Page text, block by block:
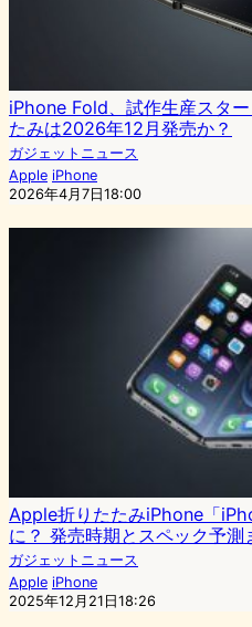
iPhone Fold、試作生産スタ
たみは2026年12月発売か？
ガジェットニュース
Apple iPhone
2026年4月7日18:00
Apple折りたたみiPhone「
に？ 発売時期とスペック予測
ガジェットニュース
Apple iPhone
2025年12月21日18:26